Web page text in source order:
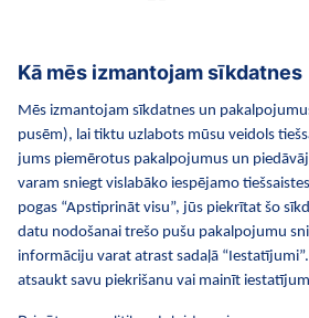
HiPP Mazuļa ēdināšana
HiPP Grūtniecība
Privātuma politika
Izejošie dati
Par kompāniju